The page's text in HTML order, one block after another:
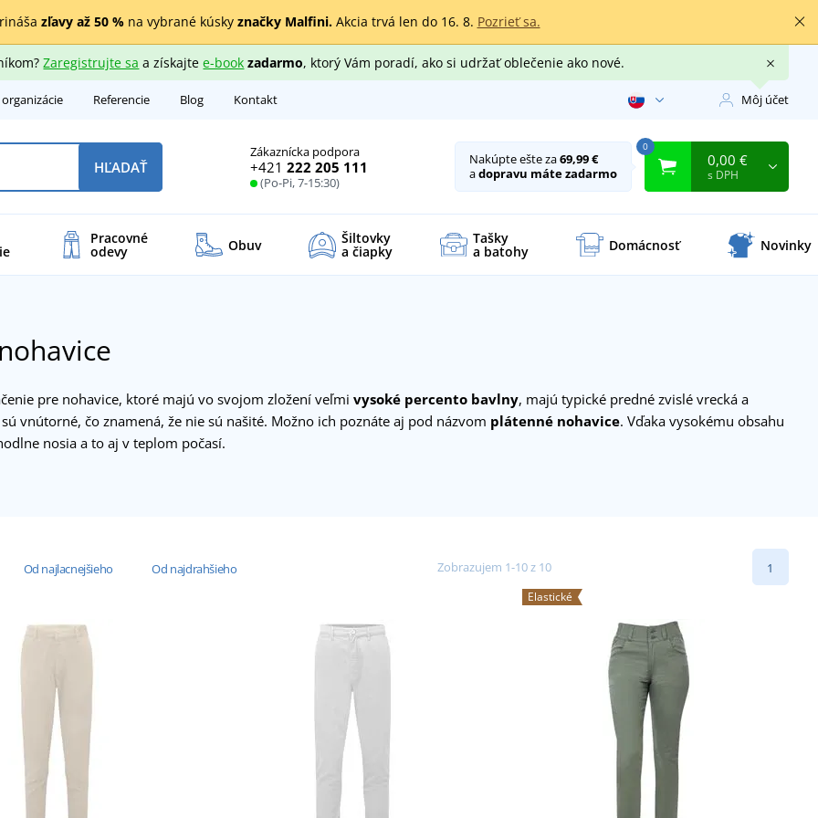
zľavy až 50 %na vybrané kúsky značky Malfini.Akcia trvá len do 16. 8. Pozrieť sa.
Zaregistrujte sa a získajtee-book zadarmo, ktorý Vám poradí, ako si udržať oblečenie ako nové.
Referencie Blog Kontakt Môj účet
Zákaznícka podpora
+421 222 205 111
(Po-Pi, 7-15:30)
HĽADAŤ Nakúpte ešte za69,99 €
adopravu máte zadarmo
0
0,00 €
s DPH
Pracovné
odevy Obuv Šiltovky
a čiapky
Tašky
a batohy Domácnosť Novinky
pre nohavice, ktoré majú vo svojom zložení veľmi vysoké percento bavlny, majú typické predné zvislé vrecká a
vnútorné, čo znamená, že nie sú našité. Možno ich poznáte aj pod názvom plátenné nohavice. Vďaka vysokému obsahu
nosia a to aj v teplom počasí.
Od najlacnejšieho Od najdrahšieho Zobrazujem 1-10 z 10 1
Elastické